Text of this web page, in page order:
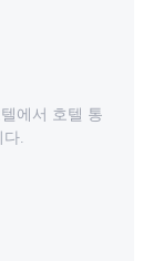
에서 호텔 통
다.